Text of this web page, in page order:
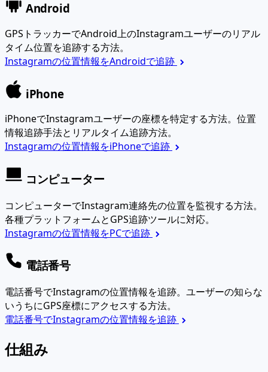
Android
GPSトラッカーでAndroid上のInstagramユーザーのリアル
タイム位置を追跡する方法。
Instagramの位置情報をAndroidで追跡
iPhone
iPhoneでInstagramユーザーの座標を特定する方法。位置
情報追跡手法とリアルタイム追跡方法。
Instagramの位置情報をiPhoneで追跡
コンピューター
コンピューターでInstagram連絡先の位置を監視する方法。
各種プラットフォームとGPS追跡ツールに対応。
Instagramの位置情報をPCで追跡
電話番号
電話番号でInstagramの位置情報を追跡。ユーザーの知らな
いうちにGPS座標にアクセスする方法。
電話番号でInstagramの位置情報を追跡
仕組み